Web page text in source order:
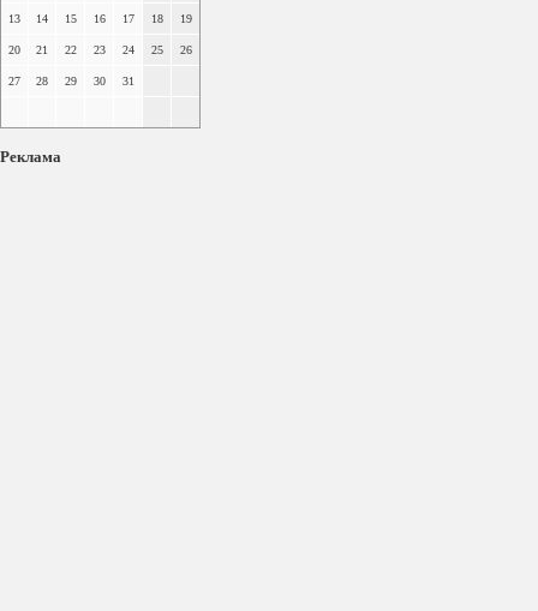
13 14 15 16 17 18 19
20 21 22 23 24 25 26
27 28 29 30 31
Реклама